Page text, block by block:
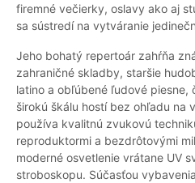
firemné večierky, oslavy ako aj
sa sústredí na vytváranie
Jeho bohatý repertoár zahŕňa
zahraničné skladby, staršie
latino a obľúbené ľudové piesne,
širokú škálu hostí bez ohľadu na
používa kvalitnú zvukovú
reproduktormi a bezdrôtovými
moderné osvetlenie vrátane UV
stroboskopu. Súčasťou